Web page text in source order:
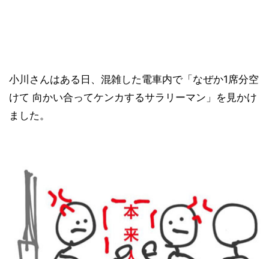
小川さんはある日、混雑した電車内で「なぜか1席分空
けて 向かい合ってケンカするサラリーマン」を見かけ
ました。